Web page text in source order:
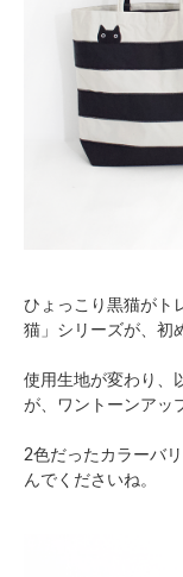
ひょっこり黒猫がト
猫」シリーズが、初
使用生地が変わり、
が、ワントーンアッ
2色だったカラーバ
んでくださいね。